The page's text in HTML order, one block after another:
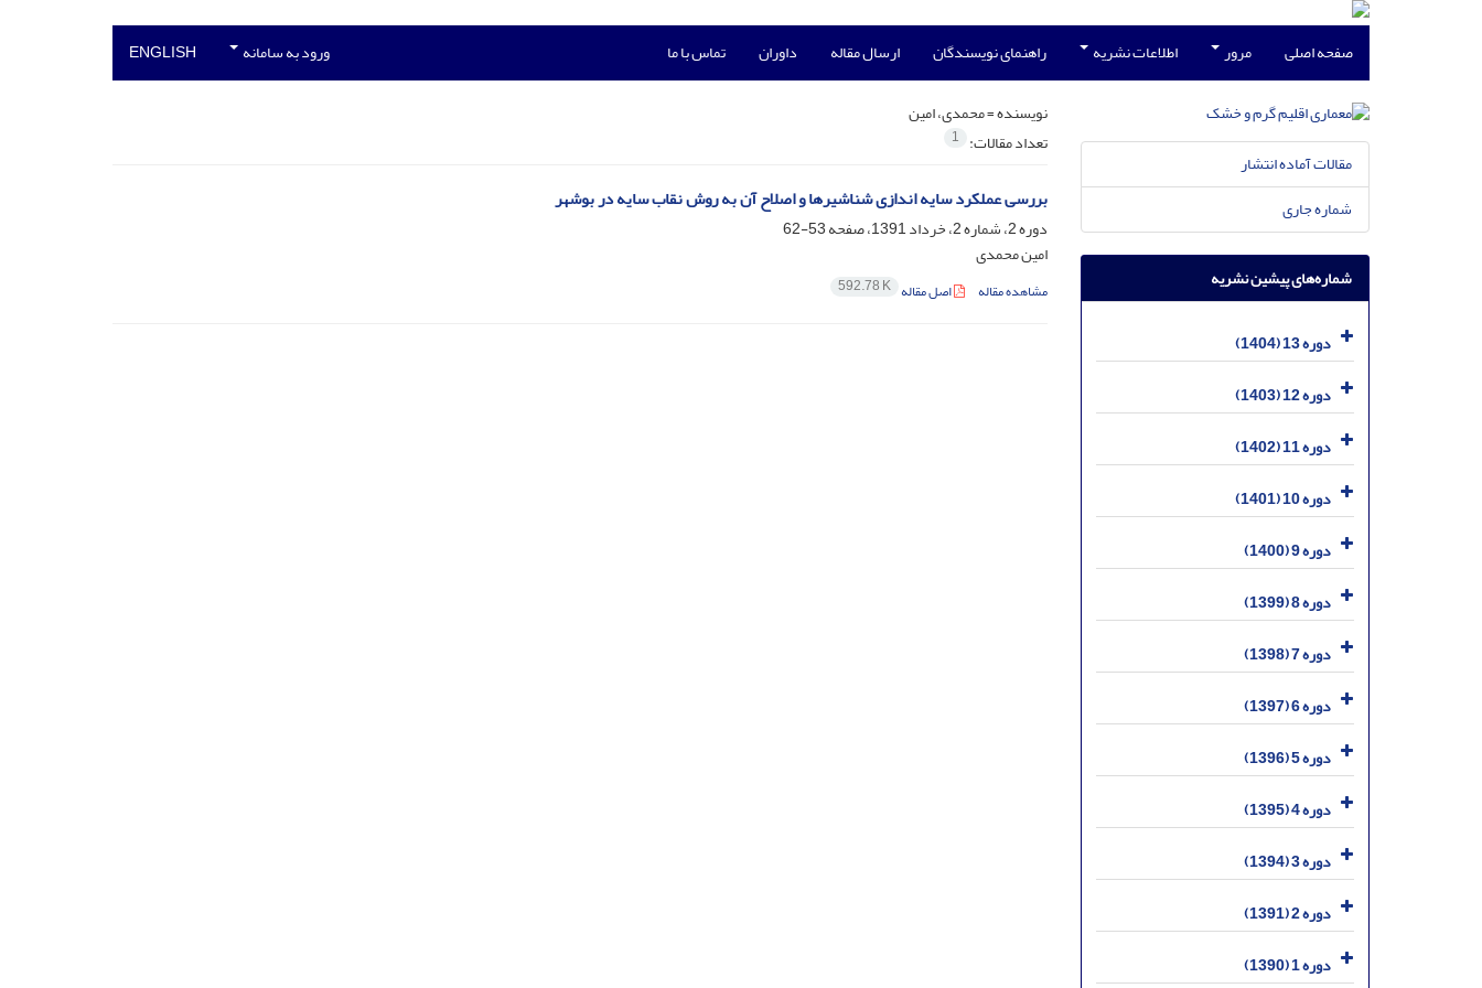
صفحه اصلی مرور اطلاعات نشریه راهنمای نویسندگان ارسال مقاله داوران تماس با ما ورود به سامانه ENGLISH
نویسنده =محمدی، امین
تعداد مقالات: 1
بررسی عملکرد سایه اندازی شناشیرها و اصلاح آن به روش نقاب سایه در بوشهر
دوره 2، شماره 2، خرداد 1391، صفحه
53-62
امین محمدی
مشاهده مقاله اصل مقاله 592.78 K
مقالات آماده انتشار
شماره جاری
شماره‌های پیشین نشریه
دوره 13 (1404)
دوره 12 (1403)
دوره 11 (1402)
دوره 10 (1401)
دوره 9 (1400)
دوره 8 (1399)
دوره 7 (1398)
دوره 6 (1397)
دوره 5 (1396)
دوره 4 (1395)
دوره 3 (1394)
دوره 2 (1391)
دوره 1 (1390)